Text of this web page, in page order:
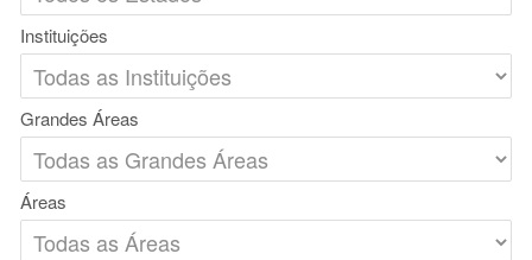
Instituições
Grandes Áreas
Áreas